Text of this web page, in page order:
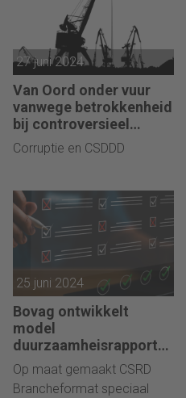
27 juni 2024
Van Oord onder vuur
vanwege betrokkenheid
bij controversieel
project
Corruptie en CSDDD
25 juni 2024
Bovag ontwikkelt
model
duurzaamheisrapport
voor MKB
Op maat gemaakt CSRD
Brancheformat speciaal